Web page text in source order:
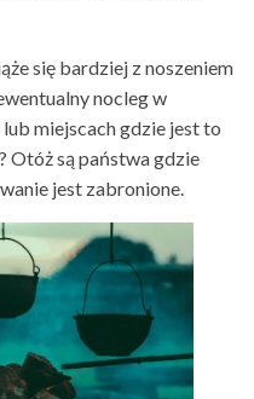
się bardziej z noszeniem
nocleg w
miejscach gdzie jest to
Otóż są państwa gdzie
jest zabronione.